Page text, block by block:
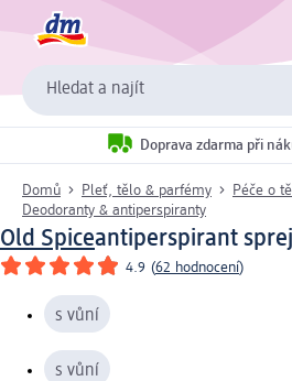
Hledat a najít
Doprava zdarma při
Domů Pleť, tělo & parfémy
Péče o
Deodoranty & antiperspiranty
Old Spiceantiperspirant
4.9 (62 hodnocení)
s vůní
s vůní